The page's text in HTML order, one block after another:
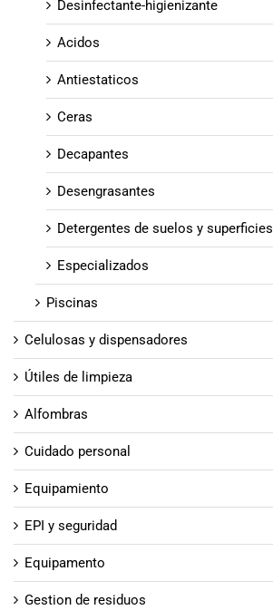
Desinfectante-higienizante
Acidos
Antiestaticos
Ceras
Decapantes
Desengrasantes
Detergentes de suelos y superficies
Especializados
Piscinas
Celulosas y dispensadores
Útiles de limpieza
Alfombras
Cuidado personal
Equipamiento
EPI y seguridad
Equipamento
Gestion de residuos